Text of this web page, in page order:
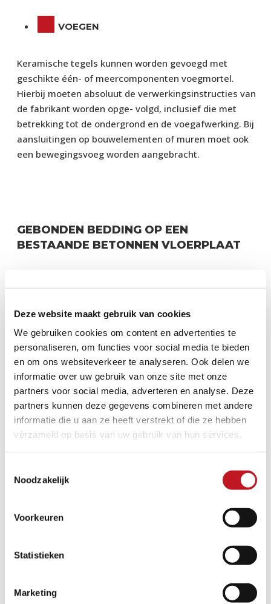
Deze website maakt gebruik van cookies
We gebruiken cookies om content en advertenties te
personaliseren, om functies voor social media te bieden
en om ons websiteverkeer te analyseren. Ook delen we
informatie over uw gebruik van onze site met onze
partners voor social media, adverteren en analyse. Deze
partners kunnen deze gegevens combineren met andere
informatie die u aan ze heeft verstrekt of die ze hebben
verzameld op basis van uw gebruik van hun services.
Noodzakelijk
Voorkeuren
Statistieken
Marketing
VOEGEN
Keramische tegels kunnen worden gevoegd met
geschikte één- of meercomponenten voegmortel.
Hierbij moeten absoluut de verwerkingsinstructies van
de fabrikant worden opge- volgd, inclusief die met
betrekking tot de ondergrond en de voegafwerking. Bij
aansluitingen op bouwelementen of muren moet ook
een bewegingsvoeg worden aangebracht.
GEBONDEN BEDDING OP EEN
BESTAANDE BETONNEN VLOERPLAAT
Controleer voordat u de tegels gaat leggen het
materiaal op soort, hoeveelheid en kwaliteit.
Eventuele gebreken aan het materiaal moeten
schriftelijk worden gemeld voordat de be- strating
wordt aangelegd.
DRAAG- EN VORSTBESCHERMENDE
Bij het plaatsen op een betonnen vloerplaat moet een
Indien nodig moet vooraf een hellingvloer worden
geschikte materialen. Voor een betere afwatering
Plaats ran- dafscheidingen (bijvoorbeeld